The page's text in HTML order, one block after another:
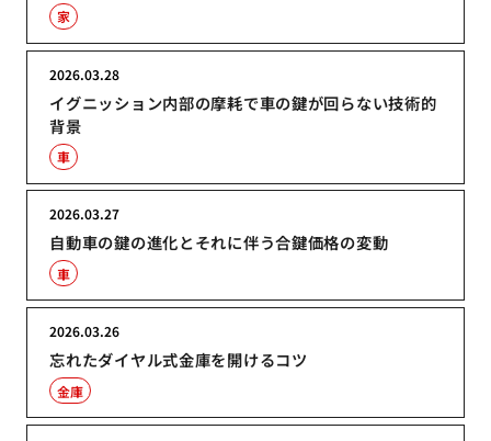
家
イグニッション内部の摩耗で車の鍵が回らない技術的
背景
2026.03.28
車
自動車の鍵の進化とそれに伴う合鍵価格の変動
2026.03.27
車
忘れたダイヤル式金庫を開けるコツ
2026.03.26
金庫